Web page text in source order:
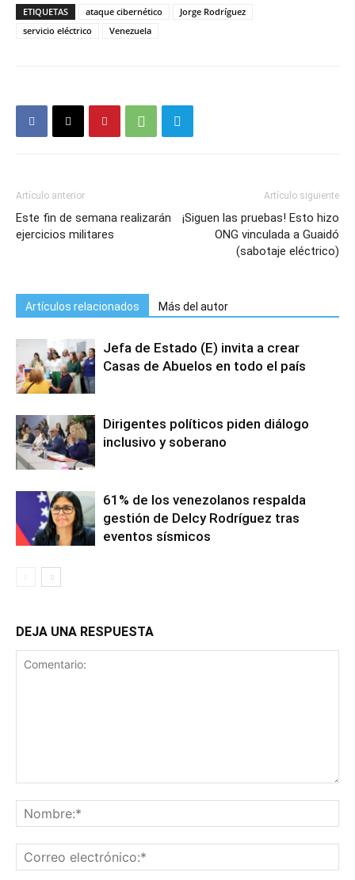
ETIQUETAS ataque cibernético
Jorge Rodríguez
servicio eléctrico
Venezuela
Artículo anterior
Este fin de semana realizarán
ejercicios militares
Artículo siguiente
¡Siguen las pruebas! Esto hizo
ONG vinculada a Guaidó
(sabotaje eléctrico)
Artículos relacionados Más del autor
Jefa de Estado (E) invita a crear
Casas de Abuelos en todo el país
Dirigentes políticos piden diálogo
inclusivo y soberano
61% de los venezolanos respalda
gestión de Delcy Rodríguez tras
eventos sísmicos
DEJA UNA RESPUESTA